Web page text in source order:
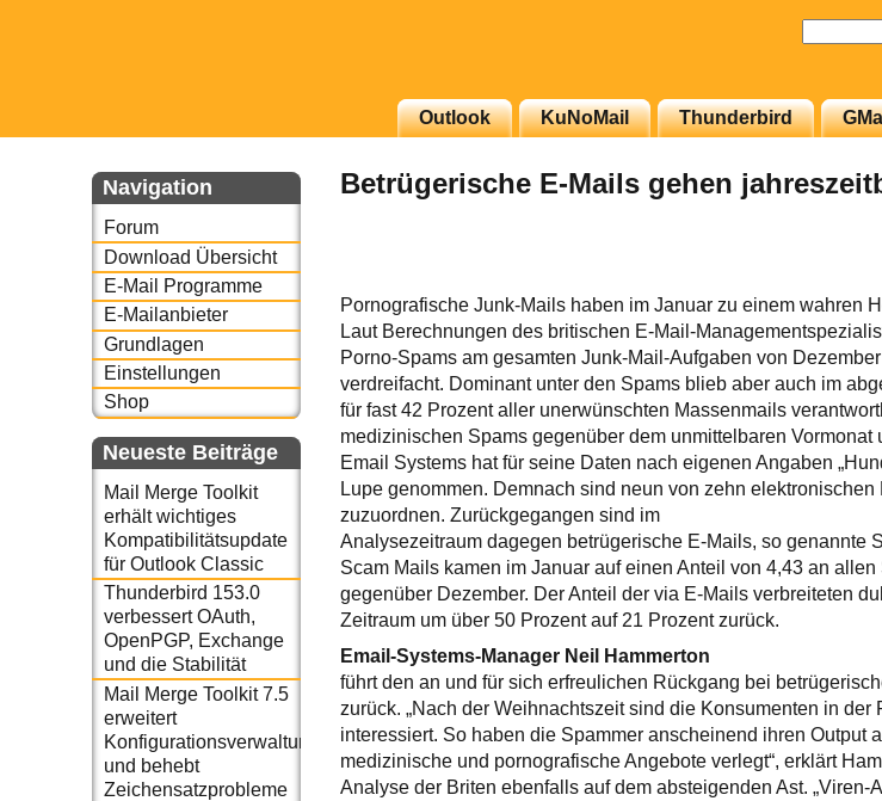
Outlook KuNoMail Thunderbird
Navigation
Forum
Download Übersicht
E-Mail Programme
E-Mailanbieter
Grundlagen
Einstellungen
Shop
Neueste Beiträge
Mail Merge Toolkit
erhält wichtiges
Kompatibilitätsupdate
für Outlook Classic
Thunderbird 153.0
verbessert OAuth,
OpenPGP, Exchange
und die Stabilität
Mail Merge Toolkit 7.5
erweitert
Konfigurationsverwaltung
und behebt
Zeichensatzprobleme
Betrügerische E-Mails gehen
Pornografische Junk-Mails haben im Januar zu einem wahren
Laut Berechnungen des britischen E-Mail-
Porno-Spams am gesamten Junk-Mail-Aufgaben von
verdreifacht. Dominant unter den Spams blieb aber auch im
für fast 42 Prozent aller unerwünschten Massenmails
medizinischen Spams gegenüber dem unmittelbaren Vormonat
Email Systems hat für seine Daten nach eigenen Angaben
Lupe genommen. Demnach sind neun von zehn
zuzuordnen. Zurückgegangen sind im
Analysezeitraum dagegen betrügerische E-Mails, so genannte
Scam Mails kamen im Januar auf einen Anteil von 4,43 an
gegenüber Dezember. Der Anteil der via E-Mails verbreiteten
Zeitraum um über 50 Prozent auf 21 Prozent zurück.
Email-Systems-Manager Neil Hammerton
führt den an und für sich erfreulichen Rückgang bei
zurück. „Nach der Weihnachtszeit sind die Konsumenten in
interessiert. So haben die Spammer anscheinend ihren Output
medizinische und pornografische Angebote verlegt“, erklärt
Analyse der Briten ebenfalls auf dem absteigenden Ast.
oder auch